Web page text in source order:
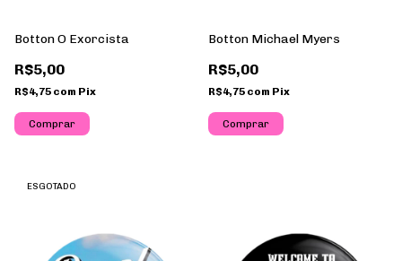
Botton O Exorcista
R$5,00
R$4,75 com Pix
Botton Michael Myers
R$5,00
R$4,75 com Pix
ESGOTADO